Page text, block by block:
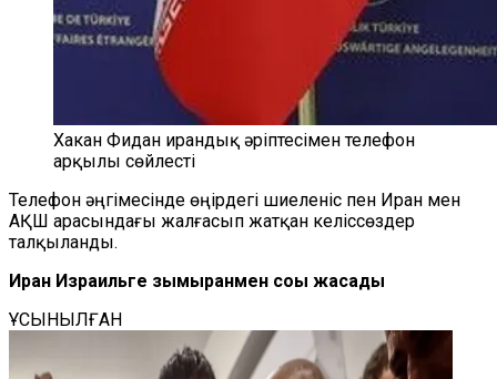
Хакан Фидан ирандық әріптесімен телефон
арқылы сөйлесті
Телефон әңгімесінде өңірдегі шиеленіс пен Иран мен
АҚШ арасындағы жалғасып жатқан келіссөздер
талқыланды.
Иран Израильге зымыранмен соққы жасады
ҰСЫНЫЛҒАН